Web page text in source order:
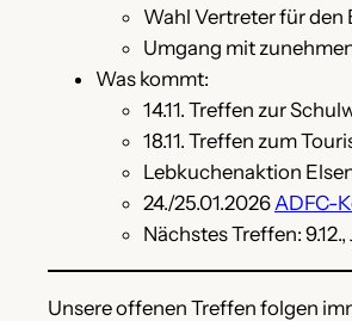
Wahl Vertreter für den
Umgang mit
Was kommt:
14.11. Treffen zur
18.11. Treffen zum
Lebkuchenaktion
24./25.01.2026ADFC-
Nächstes Treffen:
Unsere offenen Treffen folgen